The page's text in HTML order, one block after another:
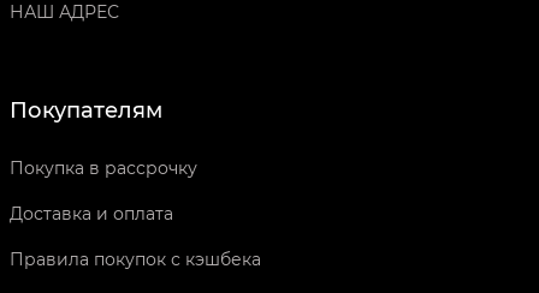
НАШ АДРЕС
Покупателям
Покупка в рассрочку
Доставка и оплата
Правила покупок с кэшбека